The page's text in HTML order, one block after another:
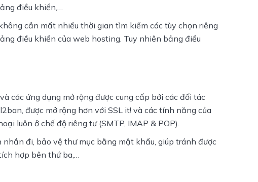
điều khiển,…
cần mất nhiều thời gian tìm kiếm các tùy chọn riêng
điều khiển của web hosting. Tuy nhiên bảng điều
các ứng dụng mở rộng được cung cấp bởi các đối tác
được mở rộng hơn với SSL it! và các tính năng của
luôn ở chế độ riêng tư (SMTP, IMAP & POP).
đi, bảo vệ thư mục bằng mật khẩu, giúp tránh được
hợp bên thứ ba,…